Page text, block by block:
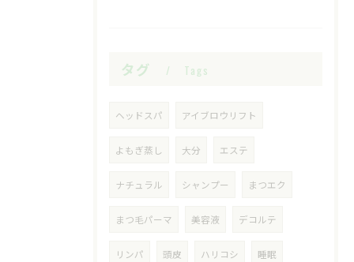
タグ Tags
ヘッドスパ アイブロウリフト
よもぎ蒸し 大分 エステ
ナチュラル シャンプー まつエク
まつ毛パーマ 美容液 デコルテ
リンパ 頭皮 ハリコシ 睡眠